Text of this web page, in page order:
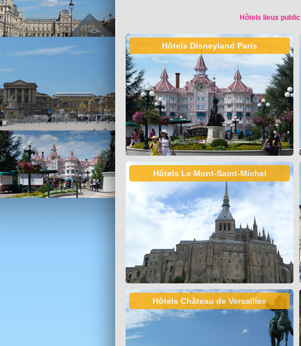
Hôtels lieux
Hôtels Disneyland Paris
Hôtels Le Mont-Saint-Michel
Hôtels Château de Versailles